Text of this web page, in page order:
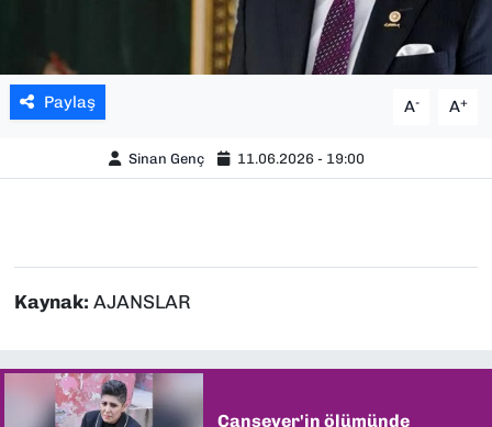
Paylaş A- A+
Sinan Genç 11.06.2026 - 19:00
Kaynak: AJANSLAR
Cansever'in ölümünde